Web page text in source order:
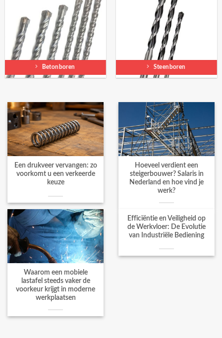
Betonboren Steenboren
Een drukveer vervangen: zo
voorkomt u een verkeerde
keuze
Hoeveel verdient een
steigerbouwer? Salaris in
Nederland en hoe vind je
werk?
Waarom een mobiele
lastafel steeds vaker de
voorkeur krijgt in moderne
werkplaatsen
Efficiëntie en Veiligheid op
de Werkvloer: De Evolutie
van Industriële Bediening